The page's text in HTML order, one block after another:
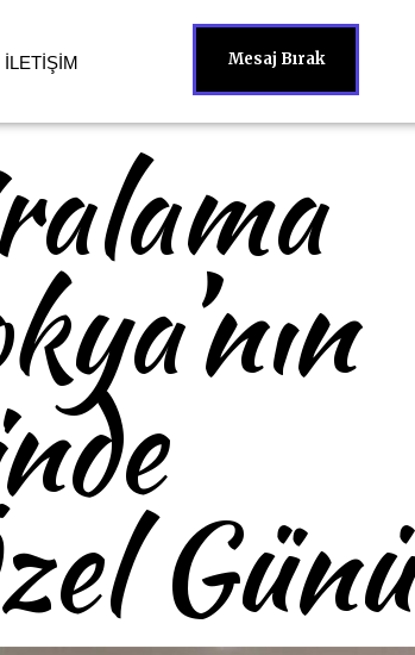
İLETİŞİM Mesaj Bırak
Günü